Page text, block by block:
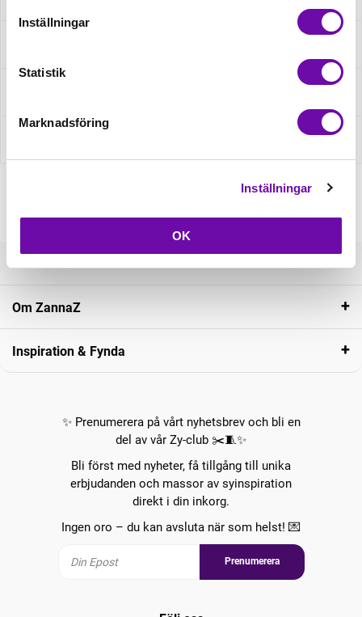
Inställningar
Statistik
Marknadsföring
Inställningar
OK
Kundservice
Om ZannaZ
Inspiration & Fynda
✨ Prenumerera på vårt nyhetsbrev och bli en
del av vår Zy-club ✂️🧵✨
Bli först med nyheter, få tillgång till unika
erbjudanden och massor av syinspiration
direkt i din inkorg.
Ingen oro – du kan avsluta när som helst! 💌
Prenumerera